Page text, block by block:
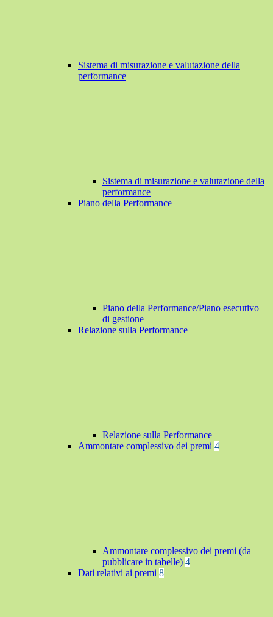
Sistema di misurazione e valutazione della
performance
Sistema di misurazione e valutazione della
performance
Piano della Performance
Piano della Performance/Piano esecutivo
di gestione
Relazione sulla Performance
Relazione sulla Performance
Ammontare complessivo dei premi 4
Ammontare complessivo dei premi (da
pubblicare in tabelle) 4
Dati relativi ai premi 8